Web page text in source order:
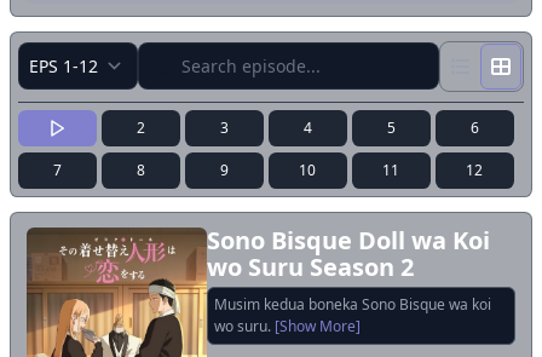
Sono Bisque Doll wa Koi
wo Suru Season 2
Musim kedua boneka Sono Bisque wa koi
wo suru. [Show More]
2 3 4 5 6
7 8 9 10 11 12